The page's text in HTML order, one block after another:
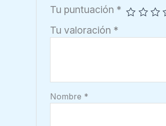
Tu puntuación *
Tu valoración *
Nombre *